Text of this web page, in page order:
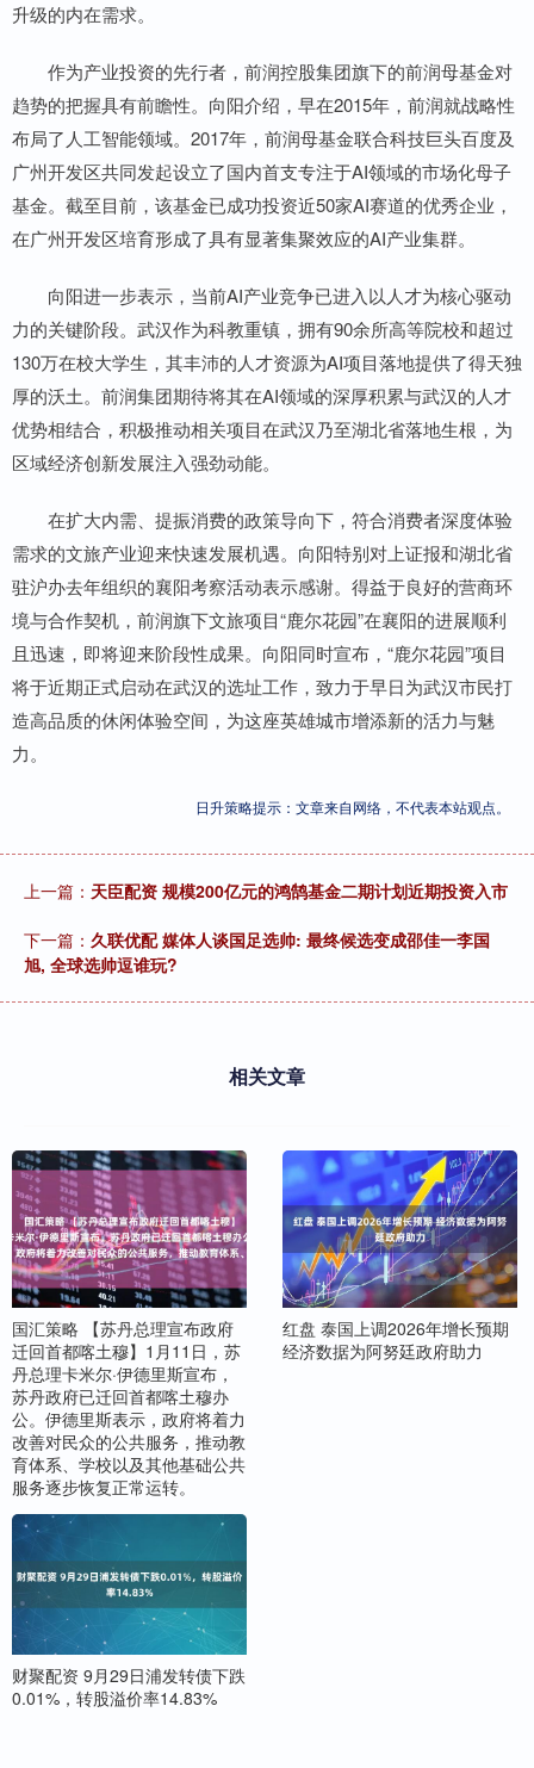
升级的内在需求。
作为产业投资的先行者，前润控股集团旗下的前润母基金对
趋势的把握具有前瞻性。向阳介绍，早在2015年，前润就战略性
布局了人工智能领域。2017年，前润母基金联合科技巨头百度及
广州开发区共同发起设立了国内首支专注于AI领域的市场化母子
基金。截至目前，该基金已成功投资近50家AI赛道的优秀企业，
在广州开发区培育形成了具有显著集聚效应的AI产业集群。
向阳进一步表示，当前AI产业竞争已进入以人才为核心驱动
力的关键阶段。武汉作为科教重镇，拥有90余所高等院校和超过
130万在校大学生，其丰沛的人才资源为AI项目落地提供了得天独
厚的沃土。前润集团期待将其在AI领域的深厚积累与武汉的人才
优势相结合，积极推动相关项目在武汉乃至湖北省落地生根，为
区域经济创新发展注入强劲动能。
在扩大内需、提振消费的政策导向下，符合消费者深度体验
需求的文旅产业迎来快速发展机遇。向阳特别对上证报和湖北省
驻沪办去年组织的襄阳考察活动表示感谢。得益于良好的营商环
境与合作契机，前润旗下文旅项目“鹿尔花园”在襄阳的进展顺利
且迅速，即将迎来阶段性成果。向阳同时宣布，“鹿尔花园”项目
将于近期正式启动在武汉的选址工作，致力于早日为武汉市民打
造高品质的休闲体验空间，为这座英雄城市增添新的活力与魅
力。
日升策略提示：文章来自网络，不代表本站观点。
上一篇： 天臣配资 规模200亿元的鸿鹄基金二期计划近期投资入市
下一篇： 久联优配 媒体人谈国足选帅: 最终候选变成邵佳一李国
旭, 全球选帅逗谁玩?
相关文章
国汇策略 【苏丹总理宣布政府
迁回首都喀土穆】1月11日，苏
丹总理卡米尔·伊德里斯宣布，
苏丹政府已迁回首都喀土穆办
公。伊德里斯表示，政府将着力
改善对民众的公共服务，推动教
育体系、学校以及其他基础公共
服务逐步恢复正常运转。
红盘 泰国上调2026年增长预期
经济数据为阿努廷政府助力
财聚配资 9月29日浦发转债下跌
0.01%，转股溢价率14.83%